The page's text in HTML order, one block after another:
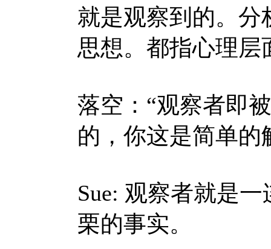
就是观察到的。分
思想。都指心理层
落空：“观察者即
的，你这是简单的
Sue: 观察者就是一
栗的事实。